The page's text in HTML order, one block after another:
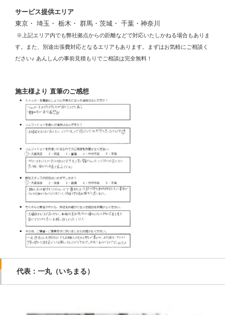
サービス提供エリア
東京・ 埼玉・ 栃木・ 群馬・茨城・ 千葉・神奈川
※上記エリア内でも弊社拠点からの距離などで対応いたしかねる場合もありま
す。また、別途出張費対応となるエリアもあります。まずはお気軽にご相談く
ださい♪ あんしんの事前見積もりでご相談は完全無料！
施主様より 直筆のご感想
代表：一丸（いちまる）